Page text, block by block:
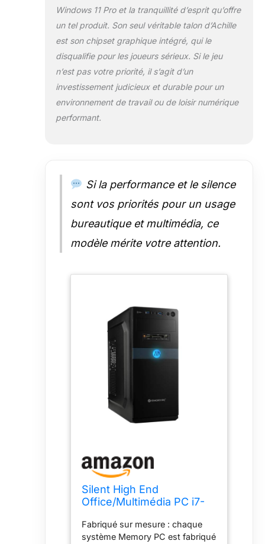
Windows 11 Pro et la tranquillité d’esprit qu’offre
un tel produit. Son seul véritable talon d’Achille
est son chipset graphique intégré, qui le
disqualifie pour les joueurs sérieux. Si le jeu
n’est pas votre priorité, il s’agit d’un
investissement judicieux et durable pour un
environnement de travail ou de loisir numérique
performant.
Si la performance et le silence
sont vos priorités pour un usage
bureautique et multimédia, ce
modèle mérite votre attention.
Silent High End
Office/Multimédia PC i7-
1000Go SSD Graveur DVD
Graveur DVD Windows 11
Fabriqué sur mesure : chaque
système Memory PC est fabriqué